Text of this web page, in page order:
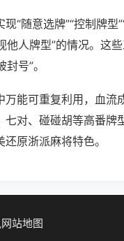
随意选牌”“控制牌型
他人牌型”的情况。这
号”。
能可重复利用，血流
对、碰碰胡等高番牌
原浙派麻将特色。
网站地图